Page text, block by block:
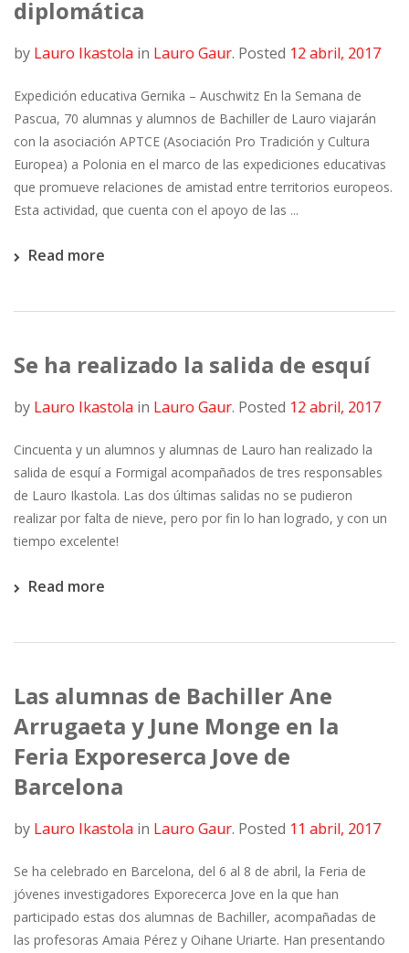
diplomática
by Lauro Ikastola in Lauro Gaur. Posted 12 abril, 2017
Expedición educativa Gernika – Auschwitz En la Semana de
Pascua, 70 alumnas y alumnos de Bachiller de Lauro viajarán
con la asociación APTCE (Asociación Pro Tradición y Cultura
Europea) a Polonia en el marco de las expediciones educativas
que promueve relaciones de amistad entre territorios europeos.
Esta actividad, que cuenta con el apoyo de las ...
Read more
Se ha realizado la salida de esquí
by Lauro Ikastola in Lauro Gaur. Posted 12 abril, 2017
Cincuenta y un alumnos y alumnas de Lauro han realizado la
salida de esquí a Formigal acompañados de tres responsables
de Lauro Ikastola. Las dos últimas salidas no se pudieron
realizar por falta de nieve, pero por fin lo han logrado, y con un
tiempo excelente!
Read more
Las alumnas de Bachiller Ane
Arrugaeta y June Monge en la
Feria Exporeserca Jove de
Barcelona
by Lauro Ikastola in Lauro Gaur. Posted 11 abril, 2017
Se ha celebrado en Barcelona, del 6 al 8 de abril, la Feria de
jóvenes investigadores Exporecerca Jove en la que han
participado estas dos alumnas de Bachiller, acompañadas de
las profesoras Amaia Pérez y Oihane Uriarte. Han presentando